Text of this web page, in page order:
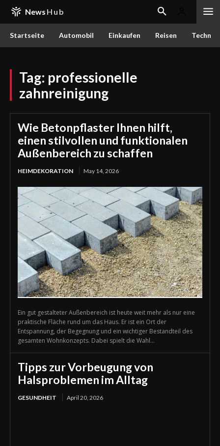
News Hub
Startseite Automobil Einkaufen Reisen Techn
Tag: professionelle
zahnreinigung
Wie Betonpflaster Ihnen hilft,
einen stilvollen und funktionalen
Außenbereich zu schaffen
HEIMDEKORATION May 14, 2026
Ein gut gestalteter Außenbereich ist heute weit mehr als nur eine
praktische Fläche rund um das Haus. Er ist ein Ort der
Entspannung, der Begegnung und ein wichtiger Bestandteil des
gesamten Wohnkonzepts. Dabei spielt die Wahl...
Tipps zur Vorbeugung von
Halsproblemen im Alltag
GESUNDHEIT April 20, 2026